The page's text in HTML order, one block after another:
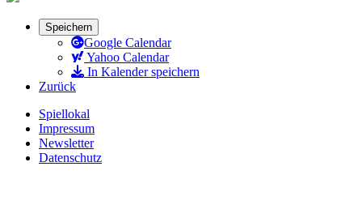
Speichern
Google Calendar
Yahoo Calendar
In Kalender speichern
Zurück
Spiellokal
Impressum
Newsletter
Datenschutz